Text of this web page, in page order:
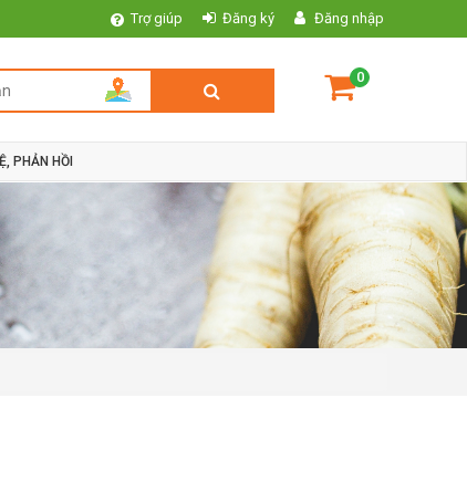
Trợ giúp Đăng ký Đăng nhập
0
PHẢN HỒI